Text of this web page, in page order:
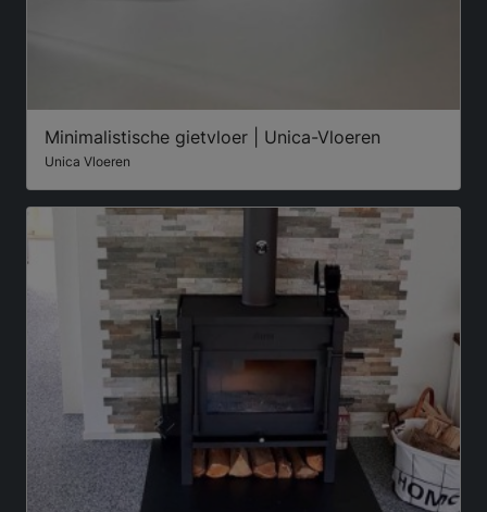
Minimalistische gietvloer | Unica-Vloeren
Unica Vloeren